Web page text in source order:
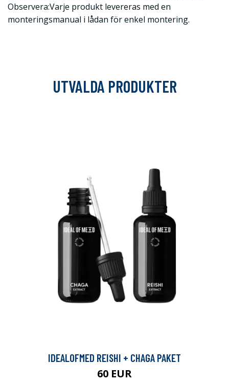
Observera:Varje produkt levereras med en
monteringsmanual i lådan för enkel montering.
UTVALDA PRODUKTER
IDEALOFMED REISHI + CHAGA PAKET
60 EUR